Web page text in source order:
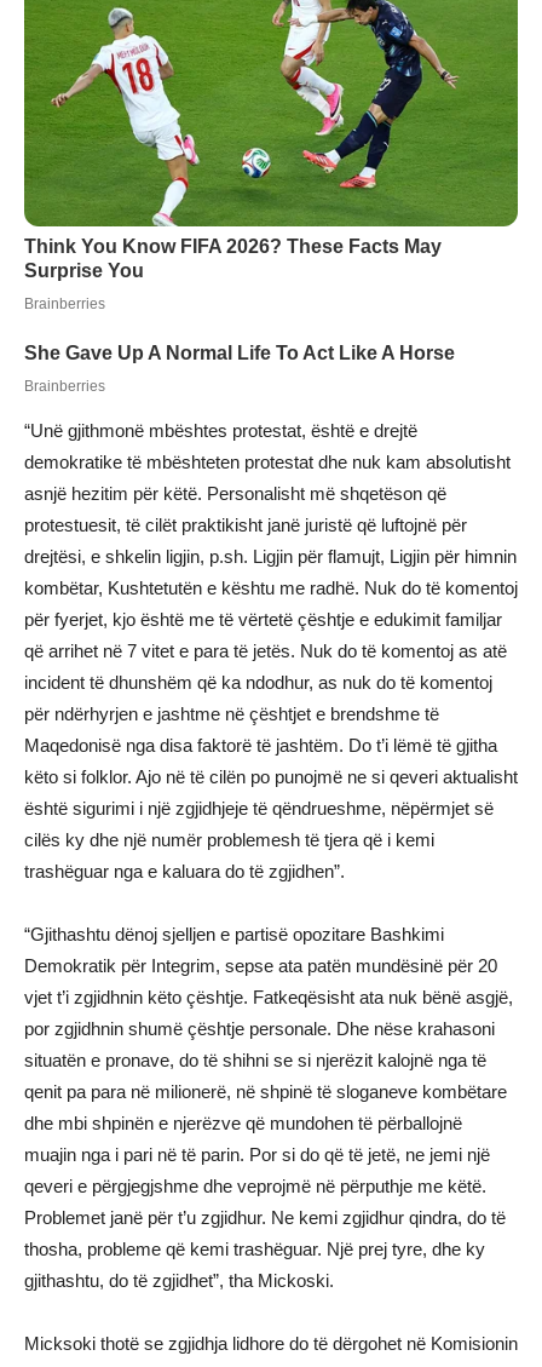
“Unë gjithmonë mbështes protestat, është e drejtë
demokratike të mbështeten protestat dhe nuk kam absolutisht
asnjë hezitim për këtë. Personalisht më shqetëson që
protestuesit, të cilët praktikisht janë juristë që luftojnë për
drejtësi, e shkelin ligjin, p.sh. Ligjin për flamujt, Ligjin për himnin
kombëtar, Kushtetutën e kështu me radhë. Nuk do të komentoj
për fyerjet, kjo është me të vërtetë çështje e edukimit familjar
që arrihet në 7 vitet e para të jetës. Nuk do të komentoj as atë
incident të dhunshëm që ka ndodhur, as nuk do të komentoj
për ndërhyrjen e jashtme në çështjet e brendshme të
Maqedonisë nga disa faktorë të jashtëm. Do t’i lëmë të gjitha
këto si folklor. Ajo në të cilën po punojmë ne si qeveri aktualisht
është sigurimi i një zgjidhjeje të qëndrueshme, nëpërmjet së
cilës ky dhe një numër problemesh të tjera që i kemi
trashëguar nga e kaluara do të zgjidhen”.
“Gjithashtu dënoj sjelljen e partisë opozitare Bashkimi
Demokratik për Integrim, sepse ata patën mundësinë për 20
vjet t’i zgjidhnin këto çështje. Fatkeqësisht ata nuk bënë asgjë,
por zgjidhnin shumë çështje personale. Dhe nëse krahasoni
situatën e pronave, do të shihni se si njerëzit kalojnë nga të
qenit pa para në milionerë, në shpinë të sloganeve kombëtare
dhe mbi shpinën e njerëzve që mundohen të përballojnë
muajin nga i pari në të parin. Por si do që të jetë, ne jemi një
qeveri e përgjegjshme dhe veprojmë në përputhje me këtë.
Problemet janë për t’u zgjidhur. Ne kemi zgjidhur qindra, do të
thosha, probleme që kemi trashëguar. Një prej tyre, dhe ky
gjithashtu, do të zgjidhet”, tha Mickoski.
Micksoki thotë se zgjidhja lidhore do të dërgohet në Komisionin